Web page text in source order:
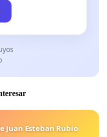
Juan Esteban Rubio